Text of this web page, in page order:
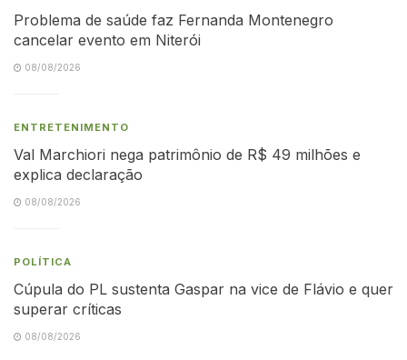
Problema de saúde faz Fernanda Montenegro
cancelar evento em Niterói
08/08/2026
ENTRETENIMENTO
Val Marchiori nega patrimônio de R$ 49 milhões e
explica declaração
08/08/2026
POLÍTICA
Cúpula do PL sustenta Gaspar na vice de Flávio e quer
superar críticas
08/08/2026